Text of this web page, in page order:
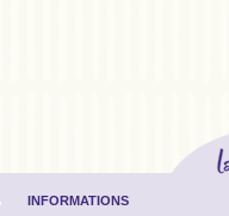
INFORMATIONS